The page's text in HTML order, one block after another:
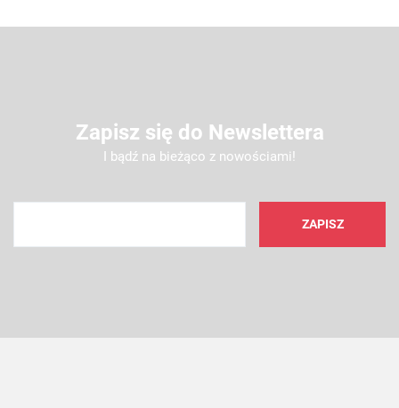
Zapisz się do Newslettera
I bądź na bieżąco z nowościami!